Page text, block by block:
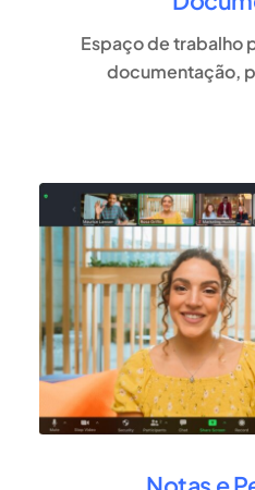
Espaço de trabalho
documentação,